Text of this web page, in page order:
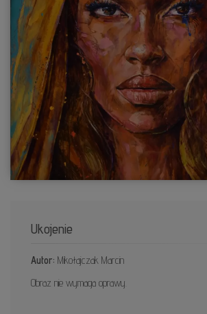
Ukojenie
Autor: Mikołajczak Marcin
Obraz nie wymaga oprawy.